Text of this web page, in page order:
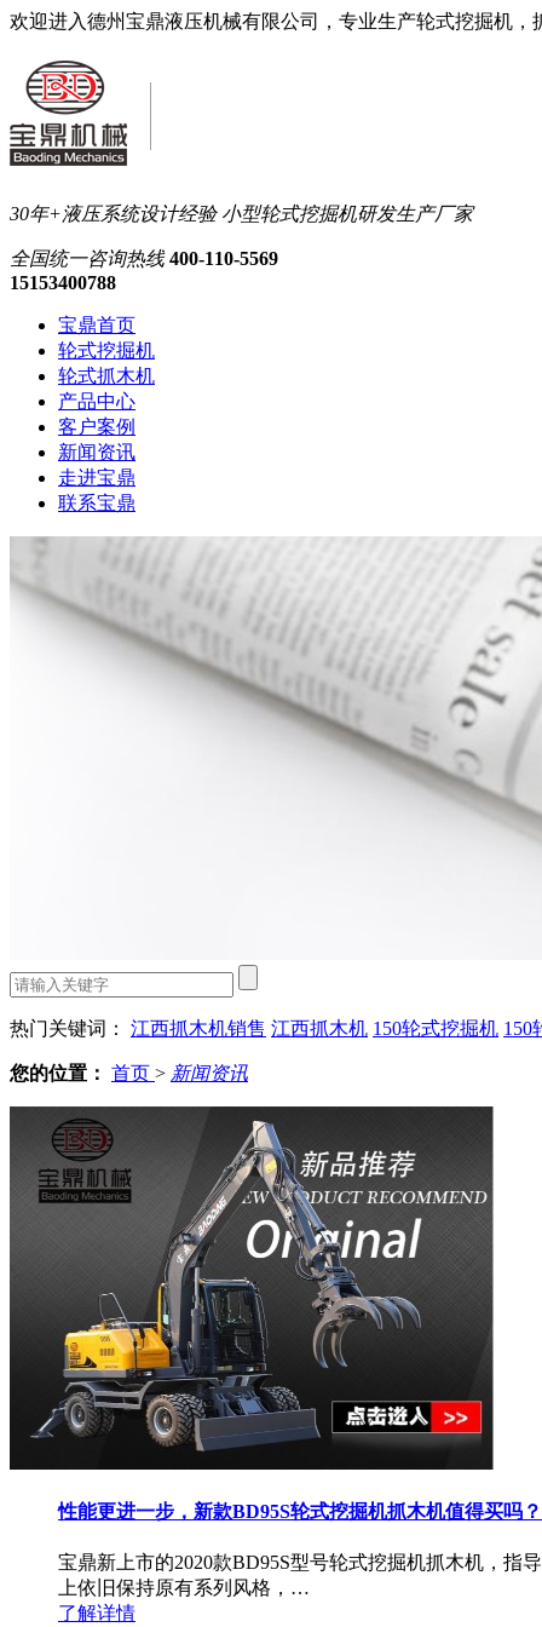
欢迎进入德州宝鼎液压机械有限公司，专业生产轮式挖掘机
30年+液压系统设计经验 小型轮式挖掘机研发生产厂家
全国统一咨询热线 400-110-5569
15153400788
宝鼎首页
轮式挖掘机
轮式抓木机
产品中心
客户案例
新闻资讯
走进宝鼎
联系宝鼎
热门关键词： 江西抓木机销售 江西抓木机 150轮式挖掘机 150
您的位置： 首页 > 新闻资讯
性能更进一步，新款BD95S轮式挖掘机抓木机值得买吗？
宝鼎新上市的2020款BD95S型号轮式挖掘机抓木机，指
上依旧保持原有系列风格，…
了解详情